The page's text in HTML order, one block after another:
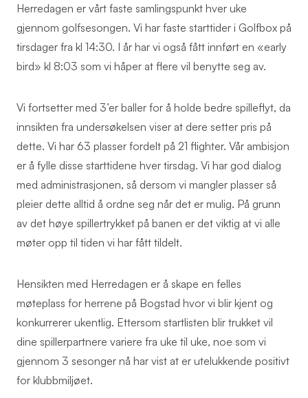
Herredagen er vårt faste samlingspunkt hver uke
gjennom golfsesongen. Vi har faste starttider i Golfbox på
tirsdager fra kl 14:30. I år har vi også fått innført en «early
bird» kl 8:03 som vi håper at flere vil benytte seg av.
Vi fortsetter med 3’er baller for å holde bedre spilleflyt, da
innsikten fra undersøkelsen viser at dere setter pris på
dette. Vi har 63 plasser fordelt på 21 flighter. Vår ambisjon
er å fylle disse starttidene hver tirsdag. Vi har god dialog
med administrasjonen, så dersom vi mangler plasser så
pleier dette alltid å ordne seg når det er mulig. På grunn
av det høye spillertrykket på banen er det viktig at vi alle
møter opp til tiden vi har fått tildelt.
Hensikten med Herredagen er å skape en felles
møteplass for herrene på Bogstad hvor vi blir kjent og
konkurrerer ukentlig. Ettersom startlisten blir trukket vil
dine spillerpartnere variere fra uke til uke, noe som vi
gjennom 3 sesonger nå har vist at er utelukkende positivt
for klubbmiljøet.